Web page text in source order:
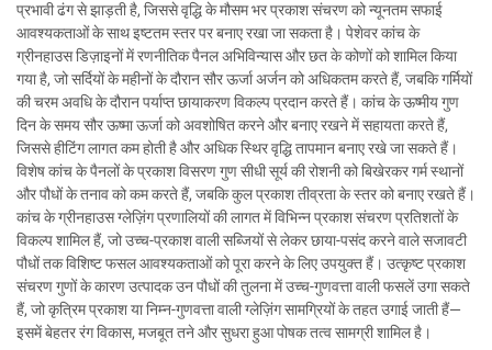
प्रभावी ढंग से झाड़ती है, जिससे वृद्धि के मौसम भर प्रकाश संचरण को न्यूनतम सफाई
आवश्यकताओं के साथ इष्टतम स्तर पर बनाए रखा जा सकता है। पेशेवर कांच के
ग्रीनहाउस डिज़ाइनों में रणनीतिक पैनल अभिविन्यास और छत के कोणों को शामिल किया
गया है, जो सर्दियों के महीनों के दौरान सौर ऊर्जा अर्जन को अधिकतम करते हैं, जबकि गर्मियों
की चरम अवधि के दौरान पर्याप्त छायाकरण विकल्प प्रदान करते हैं। कांच के ऊष्मीय गुण
दिन के समय सौर ऊष्मा ऊर्जा को अवशोषित करने और बनाए रखने में सहायता करते हैं,
जिससे हीटिंग लागत कम होती है और अधिक स्थिर वृद्धि तापमान बनाए रखे जा सकते हैं।
विशेष कांच के पैनलों के प्रकाश विसरण गुण सीधी सूर्य की रोशनी को बिखेरकर गर्म स्थानों
और पौधों के तनाव को कम करते हैं, जबकि कुल प्रकाश तीव्रता के स्तर को बनाए रखते हैं।
कांच के ग्रीनहाउस ग्लेज़िंग प्रणालियों की लागत में विभिन्न प्रकाश संचरण प्रतिशतों के
विकल्प शामिल हैं, जो उच्च-प्रकाश वाली सब्जियों से लेकर छाया-पसंद करने वाले सजावटी
पौधों तक विशिष्ट फसल आवश्यकताओं को पूरा करने के लिए उपयुक्त हैं। उत्कृष्ट प्रकाश
संचरण गुणों के कारण उत्पादक उन पौधों की तुलना में उच्च-गुणवत्ता वाली फसलें उगा सकते
हैं, जो कृत्रिम प्रकाश या निम्न-गुणवत्ता वाली ग्लेज़िंग सामग्रियों के तहत उगाई जाती हैं—
इसमें बेहतर रंग विकास, मजबूत तने और सुधरा हुआ पोषक तत्व सामग्री शामिल है।